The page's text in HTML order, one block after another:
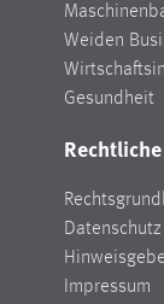
Weiden
Gesundheit
Datenschutz
Impressum